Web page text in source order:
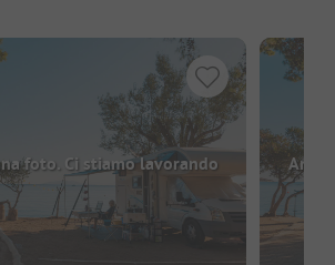
foto. Ci stiamo lavorando